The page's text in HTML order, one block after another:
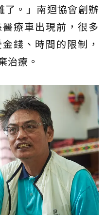
了。」南迴協會創辦
療車出現前，很多
錢、時間的限制，
治療。